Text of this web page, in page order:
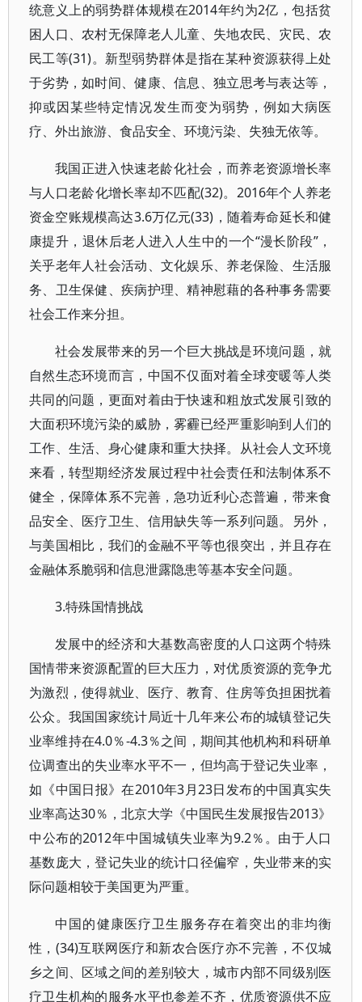
统意义上的弱势群体规模在2014年约为2亿，包括贫
困人口、农村无保障老人儿童、失地农民、灾民、农
民工等(31)。新型弱势群体是指在某种资源获得上处
于劣势，如时间、健康、信息、独立思考与表达等，
抑或因某些特定情况发生而变为弱势，例如大病医
疗、外出旅游、食品安全、环境污染、失独无依等。
我国正进入快速老龄化社会，而养老资源增长率
与人口老龄化增长率却不匹配(32)。2016年个人养老
资金空账规模高达3.6万亿元(33)，随着寿命延长和健
康提升，退休后老人进入人生中的一个“漫长阶段”，
关乎老年人社会活动、文化娱乐、养老保险、生活服
务、卫生保健、疾病护理、精神慰藉的各种事务需要
社会工作来分担。
社会发展带来的另一个巨大挑战是环境问题，就
自然生态环境而言，中国不仅面对着全球变暖等人类
共同的问题，更面对着由于快速和粗放式发展引致的
大面积环境污染的威胁，雾霾已经严重影响到人们的
工作、生活、身心健康和重大抉择。从社会人文环境
来看，转型期经济发展过程中社会责任和法制体系不
健全，保障体系不完善，急功近利心态普遍，带来食
品安全、医疗卫生、信用缺失等一系列问题。另外，
与美国相比，我们的金融不平等也很突出，并且存在
金融体系脆弱和信息泄露隐患等基本安全问题。
3.特殊国情挑战
发展中的经济和大基数高密度的人口这两个特殊
国情带来资源配置的巨大压力，对优质资源的竞争尤
为激烈，使得就业、医疗、教育、住房等负担困扰着
公众。我国国家统计局近十几年来公布的城镇登记失
业率维持在4.0％-4.3％之间，期间其他机构和科研单
位调查出的失业率水平不一，但均高于登记失业率，
如《中国日报》在2010年3月23日发布的中国真实失
业率高达30％，北京大学《中国民生发展报告2013》
中公布的2012年中国城镇失业率为9.2％。由于人口
基数庞大，登记失业的统计口径偏窄，失业带来的实
际问题相较于美国更为严重。
中国的健康医疗卫生服务存在着突出的非均衡
性，(34)互联网医疗和新农合医疗亦不完善，不仅城
乡之间、区域之间的差别较大，城市内部不同级别医
疗卫生机构的服务水平也参差不齐，优质资源供不应